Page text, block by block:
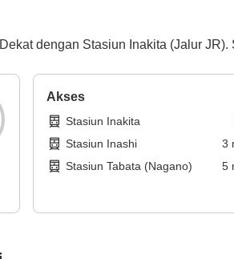
dengan Stasiun Inakita (Jalur
Akses
Stasiun Inakita
Stasiun Inashi
3
Stasiun Tabata (Nagano)
5